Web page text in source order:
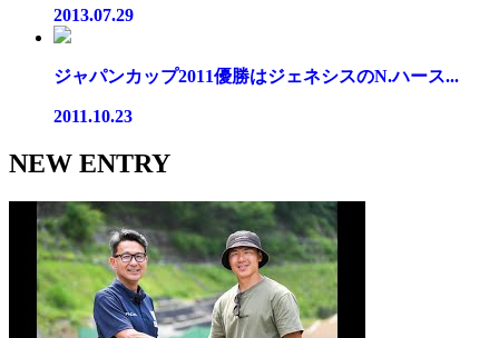
2013.07.29
ジャパンカップ2011優勝はジェネシスのN.ハース...
2011.10.23
NEW ENTRY